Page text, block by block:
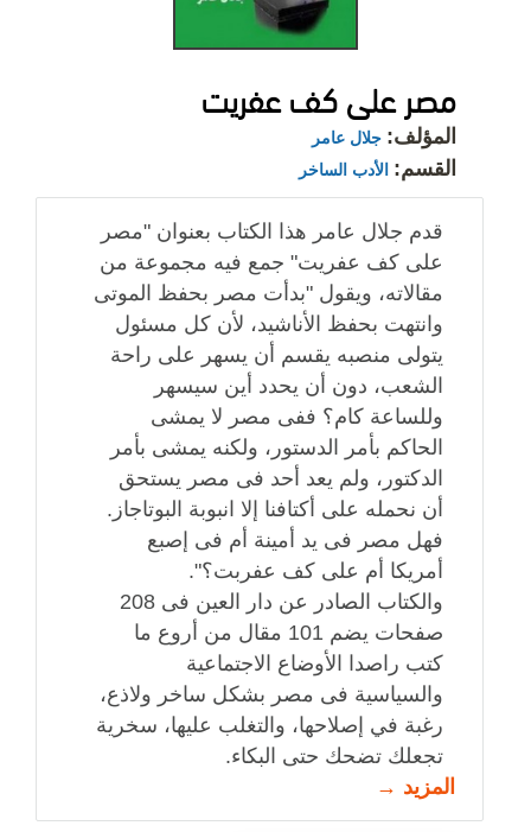
مصر على كف عفريت
المؤلف: جلال عامر
القسم: الأدب الساخر
قدم جلال عامر هذا الكتاب بعنوان "مصر
على كف عفريت" جمع فيه مجموعة من
مقالاته، ويقول "بدأت مصر بحفظ الموتى
وانتهت بحفظ الأناشيد، لأن كل مسئول
يتولى منصبه يقسم أن يسهر على راحة
الشعب، دون أن يحدد أين سيسهر
وللساعة كام؟ ففى مصر لا يمشى
الحاكم بأمر الدستور، ولكنه يمشى بأمر
الدكتور، ولم يعد أحد فى مصر يستحق
أن نحمله على أكتافنا إلا انبوبة البوتاجاز.
فهل مصر فى يد أمينة أم فى إصبع
أمريكا أم على كف عفربت؟".
والكتاب الصادر عن دار العين فى 208
صفحات يضم 101 مقال من أروع ما
كتب راصدا الأوضاع الاجتماعية
والسياسية فى مصر بشكل ساخر ولاذع،
رغبة في إصلاحها، والتغلب عليها، سخرية
تجعلك تضحك حتى البكاء.
المزيد →